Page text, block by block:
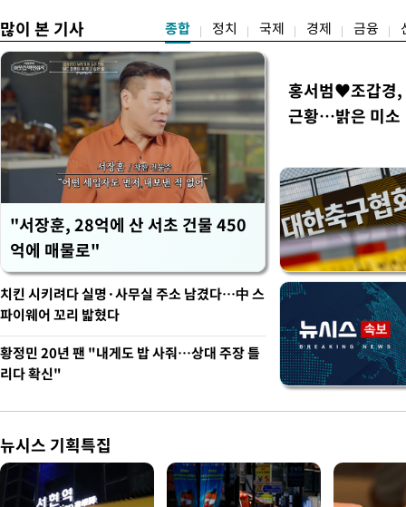
많이 본 기사 종합 정치 국제 경제 금융
"서장훈, 28억에 산 서초 건물 450
억에 매물로"
홍서범♥조갑경,
근황…밝은 미소
치킨 시키려다 실명·사무실 주소 남겼다…中 스
파이웨어 꼬리 밟혔다
황정민 20년 팬 "내게도 밥 사줘…상대 주장 틀
리다 확신"
뉴시스 기획특집